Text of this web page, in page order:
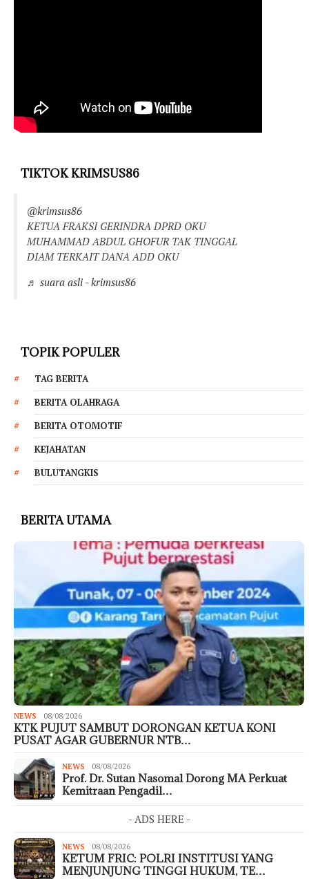
TIKTOK KRIMSUS86
@krimsus86
KETUA FRAKSI GERINDRA DPRD OKU
MUHAMMAD ABDUL GHOFUR TAK TINGGAL
DIAM TERKAIT DANA ADD OKU
♬ suara asli - krimsus86
TOPIK POPULER
TAG BERITA
BERITA OLAHRAGA
BERITA OTOMOTIF
KEJAHATAN
BULUTANGKIS
BERITA UTAMA
NEWS 08/08/2026
KTK PUJUT SAMBUT DORONGAN KETUA KONI
PUSAT AGAR GUBERNUR NTB…
NEWS 08/08/2026
Prof. Dr. Sutan Nasomal Dorong MA Perkuat
Kemitraan Pengadil…
- ADS HERE -
NEWS 08/08/2026
KETUM FRIC: POLRI INSTITUSI YANG
MENJUNJUNG TINGGI HUKUM, TE…